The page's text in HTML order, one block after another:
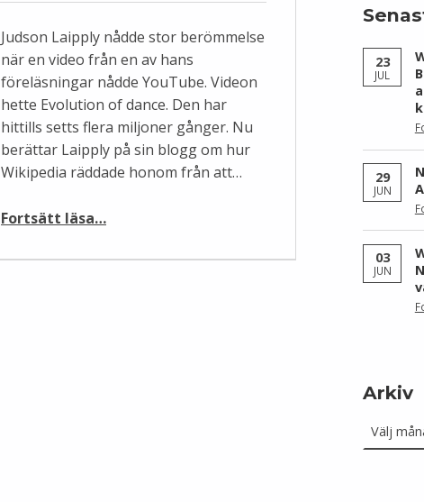
Judson Laipply nådde stor berömmelse
när en video från en av hans
föreläsningar nådde YouTube. Videon
hette Evolution of dance. Den har
hittills setts flera miljoner gånger. Nu
berättar Laipply på sin blogg om hur
Wikipedia räddade honom från att…
Fortsätt läsa…
23
JUL
29
JUN
03
JUN
Arkiv